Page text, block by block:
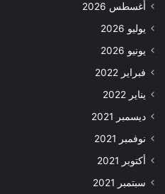
أغسطس 2026
يوليو 2026
يونيو 2026
فبراير 2022
يناير 2022
ديسمبر 2021
نوفمبر 2021
أكتوبر 2021
سبتمبر 2021